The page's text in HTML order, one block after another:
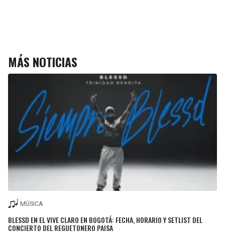
MÁS NOTICIAS
MÚSICA
BLESSD EN EL VIVE CLARO EN BOGOTÁ: FECHA, HORARIO Y SETLIST DEL
CONCIERTO DEL REGUETONERO PAISA